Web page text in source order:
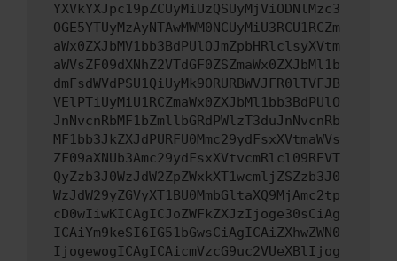
YXVkYXJpc19pZCUyMiUzQSUyMjViODNlMzc3
OGE5YTUyMzAyNTAwMWM0NCUyMiU3RCU1RCZm
aWx0ZXJbMV1bb3BdPUlOJmZpbHRlclsyXVtm
aWVsZF09dXNhZ2VTdGF0ZSZmaWx0ZXJbMl1b
dmFsdWVdPSU1QiUyMk9ORURBWVJFR0lTVFJB
VElPTiUyMiU1RCZmaWx0ZXJbMl1bb3BdPUlO
JnNvcnRbMF1bZmllbGRdPWlzT3duJnNvcnRb
MF1bb3JkZXJdPURFU0Mmc29ydFsxXVtmaWVs
ZF09aXNUb3Amc29ydFsxXVtvcmRlcl09REVT
QyZzb3J0WzJdW2ZpZWxkXT1wcmljZSZzb3J0
WzJdW29yZGVyXT1BU0MmbGltaXQ9MjAmc2tp
cD0wIiwKICAgICJoZWFkZXJzIjoge30sCiAg
ICAiYm9keSI6IG51bGwsCiAgICAiZXhwZWN0
IjogewogICAgICAicmVzcG9uc2VUeXBlIjog